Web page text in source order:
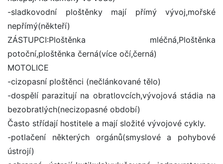
-sladkovodní ploštěnky mají přímý vývoj,mořské
nepřímý(někteří)
ZÁSTUPCI:Ploštěnka mléčná,Ploštěnka
potoční,ploštěnka černá(více očí,černá)
MOTOLICE
-cizopasní ploštěnci (nečlánkované tělo)
-dospělí parazitují na obratlovcích,vývojová stádia na
bezobratlých(necizopasné období)
Často střídají hostitele a mají složité vývojové cykly.
-potlačení některých orgánů(smyslové a pohybové
ústrojí)